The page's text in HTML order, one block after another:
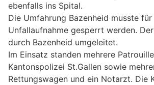
ebenfalls ins Spital.
Die Umfahrung Bazenheid musste
Unfallaufnahme gesperrt werden.
durch Bazenheid umgeleitet.
Im Einsatz standen mehrere
Kantonspolizei St.Gallen sowie
Rettungswagen und ein Notarzt. Die